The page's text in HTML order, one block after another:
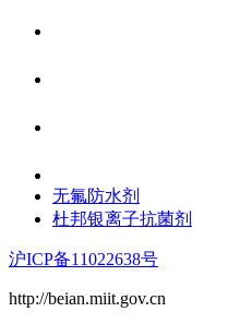
无氟防水剂
杜邦银离子抗菌剂
沪ICP备11022638号
http://beian.miit.gov.cn